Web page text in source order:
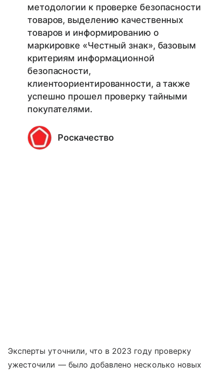
методологии к проверке безопасности
товаров, выделению качественных
товаров и информированию о
маркировке «Честный знак», базовым
критериям информационной
безопасности,
клиентоориентированности, а также
успешно прошел проверку тайными
покупателями.
Роскачество
Эксперты уточнили, что в 2023 году проверку
ужесточили — было добавлено несколько новых